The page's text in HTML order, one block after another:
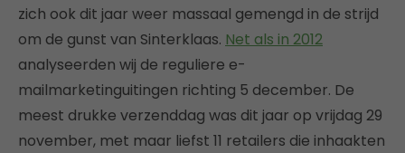
zich ook dit jaar weer massaal gemengd in de strijd
om de gunst van Sinterklaas. Net als in 2012
analyseerden wij de reguliere e-
mailmarketinguitingen richting 5 december. De
meest drukke verzenddag was dit jaar op vrijdag 29
november, met maar liefst 11 retailers die inhaakten